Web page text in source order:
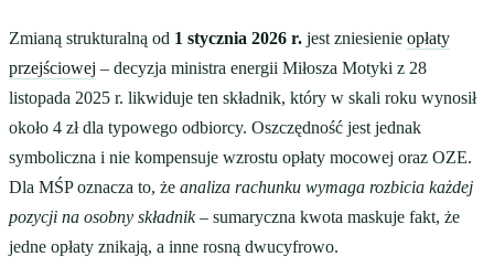
Zmianą strukturalną od 1 stycznia 2026 r. jest zniesienie opłaty
przejściowej – decyzja ministra energii Miłosza Motyki z 28
listopada 2025 r. likwiduje ten składnik, który w skali roku wynosił
około 4 zł dla typowego odbiorcy. Oszczędność jest jednak
symboliczna i nie kompensuje wzrostu opłaty mocowej oraz OZE.
Dla MŚP oznacza to, że analiza rachunku wymaga rozbicia każdej
pozycji na osobny składnik– sumaryczna kwota maskuje fakt, że
jedne opłaty znikają, a inne rosną dwucyfrowo.